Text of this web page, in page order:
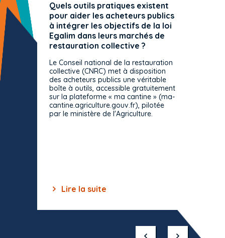
Quels outils pratiques existent
pour aider les acheteurs publics
à intégrer les objectifs de la loi
Egalim dans leurs marchés de
restauration collective ?
Le Conseil national de la restauration
collective (CNRC) met à disposition
des acheteurs publics une véritable
boîte à outils, accessible gratuitement
sur la plateforme « ma cantine » (ma-
cantine.agriculture.gouv.fr), pilotée
par le ministère de l'Agriculture.
Lire la suite